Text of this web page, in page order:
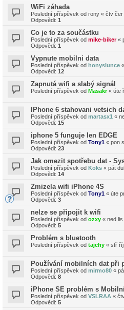
WiFi záhada
Poslední příspěvek od rony « čtv čer
Odpovědi: 1
Co je to za součástku
Poslední příspěvek od mike-biker«
Odpovědi: 1
Vypnute mobilni data
Poslední příspěvek od honyslunce «
Odpovědi: 12
Zapnutá wifi a slabý signál
Poslední příspěvek od Masakr« úte
IPhone 6 stahovani vetsich
Poslední příspěvek od martasx1 «
Odpovědi: 15
iphone 5 funguje len EDGE
Poslední příspěvek od Tony1 « pon
Odpovědi: 23
Jak omezit spotřebu dat -
Poslední příspěvek od Koks « pát
Odpovědi: 14
Zmizela wifi iPhone 4S
Poslední příspěvek od Tony1 « úte
Odpovědi: 3
nelze se připojit k wifi
Poslední příspěvek od ozxy « ned
Odpovědi: 5
Problém s bluetooth
Poslední příspěvek od tajchy « stř říj
Používání mobilních dat při
Poslední příspěvek od mirmo80 «
Odpovědi: 8
iPhone SE problém s
Poslední příspěvek od VSLRAA «
Odpovědi: 5